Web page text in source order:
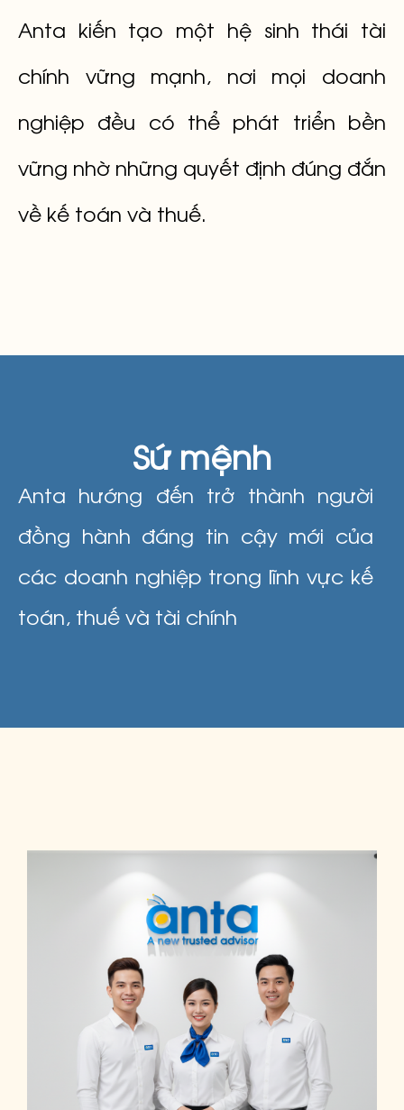
Anta kiến tạo một hệ sinh thái tài
chính vững mạnh, nơi mọi doanh
nghiệp đều có thể phát triển bền
vững nhờ những quyết định đúng đắn
về kế toán và thuế.
Sứ mệnh
Anta hướng đến trở thành người
đồng hành đáng tin cậy mới của
các doanh nghiệp trong lĩnh vực kế
toán, thuế và tài chính